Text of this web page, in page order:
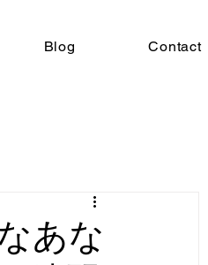
Blog Contact
あな